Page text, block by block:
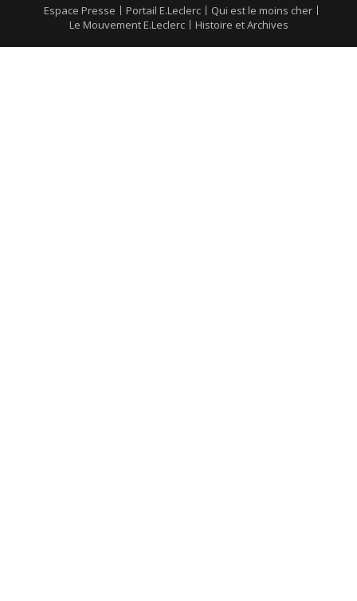
Footer
Bottom
Espace Presse Portail E.Leclerc
Qui est le moins cher
Le Mouvement E.Leclerc
Histoire et Archives